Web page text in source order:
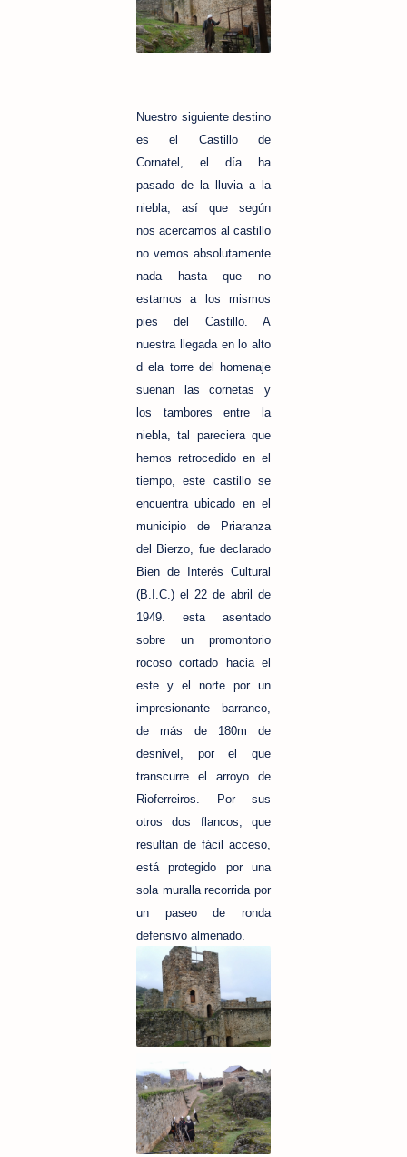
Nuestro siguiente destino
es el Castillo de
Cornatel, el día ha
pasado de la lluvia a la
niebla, así que según
nos acercamos al castillo
no vemos absolutamente
nada hasta que no
estamos a los mismos
pies del Castillo. A
nuestra llegada en lo alto
d ela torre del homenaje
suenan las cornetas y
los tambores entre la
niebla, tal pareciera que
hemos retrocedido en el
tiempo, este castillo se
encuentra ubicado en el
municipio de Priaranza
del Bierzo, fue declarado
Bien de Interés Cultural
(B.I.C.) el 22 de abril de
1949. esta asentado
sobre un promontorio
rocoso cortado hacia el
este y el norte por un
impresionante barranco,
de más de 180m de
desnivel, por el que
transcurre el arroyo de
Rioferreiros. Por sus
otros dos flancos, que
resultan de fácil acceso,
está protegido por una
sola muralla recorrida por
un paseo de ronda
defensivo almenado.